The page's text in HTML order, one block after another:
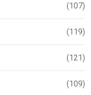
(107)
(119)
(121)
(109)